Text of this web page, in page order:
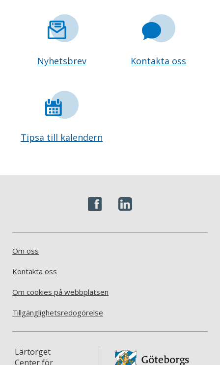
Nyhetsbrev Kontakta oss
Tipsa till kalendern
Om oss
Kontakta oss
Om cookies på webbplatsen
Tillgänglighetsredogörelse
Lärtorget
Center för